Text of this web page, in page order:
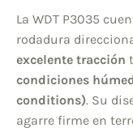
La WDT P3035
rodadura
excelente tracción
condiciones
conditions). Su
agarre firme en